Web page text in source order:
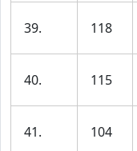
39. 118
40. 115
41. 104